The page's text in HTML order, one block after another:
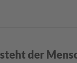
der